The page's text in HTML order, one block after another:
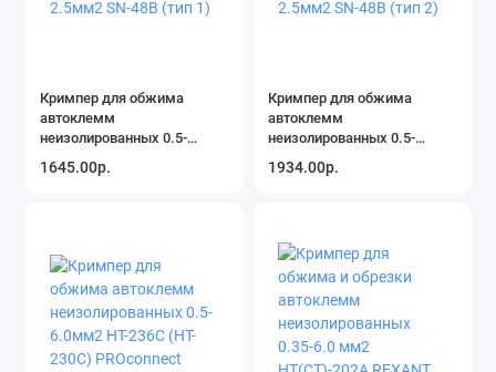
Кримпер для обжима
автоклемм
неизолированных 0.5-
1645.00р.
Кримпер для обжима
автоклемм
неизолированных 0.5-
1934.00р.